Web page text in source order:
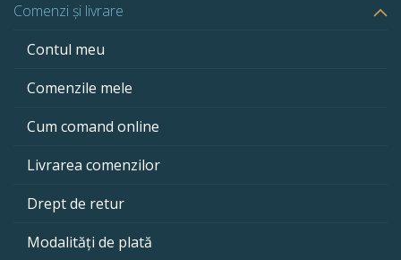
Comenzi și livrare
Contul meu
Comenzile mele
Cum comand online
Livrarea comenzilor
Drept de retur
Modalități de plată